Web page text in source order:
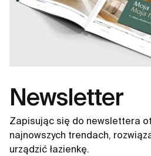
Newsletter
Zapisując się do newslettera
najnowszych trendach,
urządzić łazienkę.